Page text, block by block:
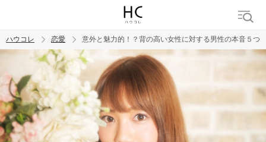
トレンド ワード
恋愛
ハウコレ 恋愛 意外と魅力的！？背の高い女性に対する男性の本音５つ